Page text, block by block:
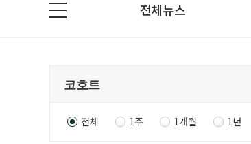
전체뉴스
전체 1주 1개월 1년